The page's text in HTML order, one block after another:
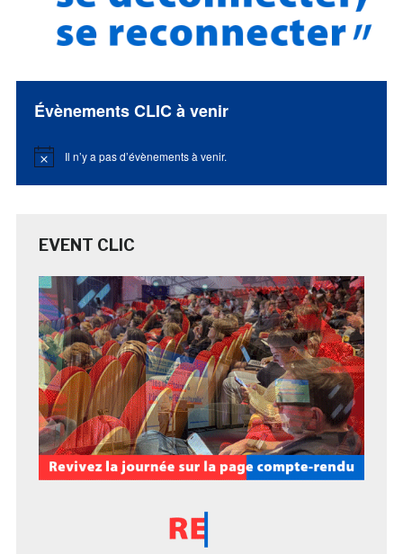
Évènements CLIC à venir
Notice Il n’y a pas d’évènements à venir.
EVENT CLIC